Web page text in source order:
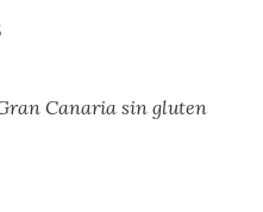
Canaria sin gluten